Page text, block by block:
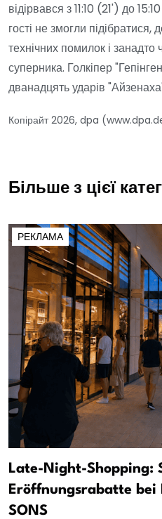
відірвався з 11:10 (21') до
гості не змогли
технічних помилок і
суперника. Голкіпер
дванадцять ударів
Копірайт 2026, dpa
Більше з цієї
РЕКЛАМА
Late-Night-Shopping:
Eröffnungsrabatte bei
SONS